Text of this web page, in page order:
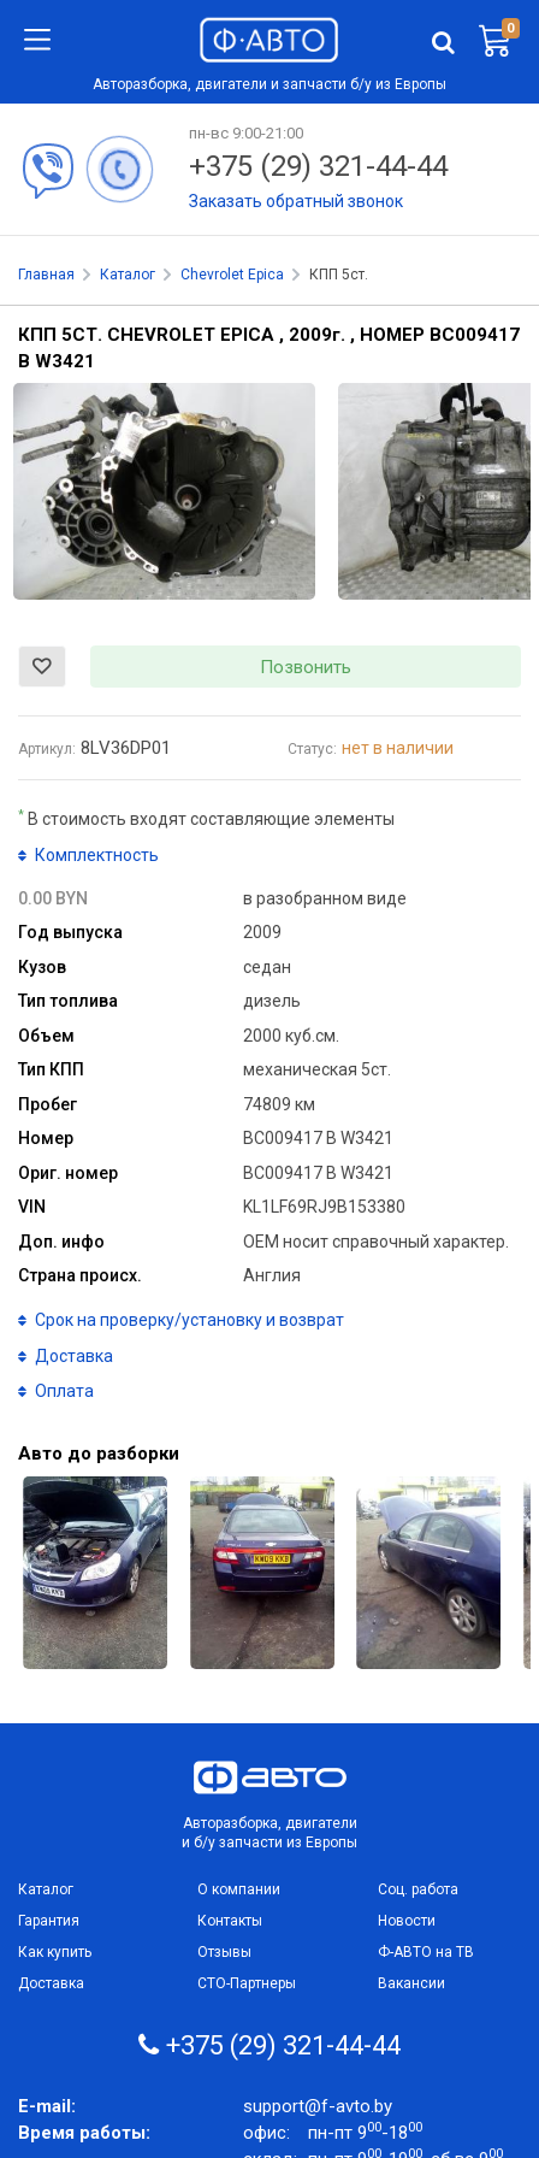
0
Авторазборка, двигатели и запчасти б/у из Европы
пн-вс 9:00-21:00
+375 (29) 321-44-44
Заказать обратный звонок
Главная Каталог Chevrolet Epica КПП 5ст.
КПП 5СТ. CHEVROLET EPICA , 2009г. , НОМЕР BC009417
B W3421
Позвонить
Артикул: 8LV36DP01 Статус: нет в наличии
* В стоимость входят составляющие элементы
Комплектность
0.00 BYN
в разобранном виде
Год выпуска
2009
Кузов
седан
Тип топлива
дизель
Объем
2000 куб.см.
Тип КПП
механическая 5ст.
Пробег
74809 км
Номер
BC009417 B W3421
Ориг. номер
BC009417 B W3421
VIN
KL1LF69RJ9B153380
Доп. инфо
ОЕМ носит справочный характер.
Страна происх.
Англия
Срок на проверку/установку и возврат
Доставка
Оплата
Авто до разборки
Авторазборка, двигатели
и б/у запчасти из Европы
Каталог
Гарантия
Как купить
Доставка
О компании
Контакты
Отзывы
СТО-Партнеры
Соц. работа
Новости
Ф-АВТО на ТВ
Вакансии
+375 (29) 321-44-44
E-mail:
support@f-avto.by
Время работы:
офис: пн-пт 900-1800
00 00 00